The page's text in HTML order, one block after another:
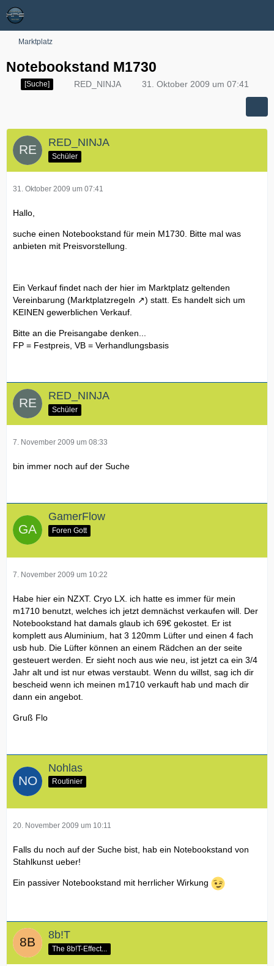
Marktplatz
Notebookstand M1730
[Suche] RED_NINJA 31. Oktober 2009 um 07:41
RED_NINJA
Schüler
31. Oktober 2009 um 07:41
Hallo,
suche einen Notebookstand für mein M1730. Bitte mal was
anbieten mit Preisvorstellung.
Ein Verkauf findet nach der hier im Marktplatz geltenden
Vereinbarung (Marktplatzregeln
) statt. Es handelt sich um
KEINEN gewerblichen Verkauf.
Bitte an die Preisangabe denken...
FP = Festpreis, VB = Verhandlungsbasis
RED_NINJA
Schüler
7. November 2009 um 08:33
bin immer noch auf der Suche
GamerFlow
Foren Gott
7. November 2009 um 10:22
Habe hier ein NZXT. Cryo LX. ich hatte es immer für mein
m1710 benutzt, welches ich jetzt demnächst verkaufen will. Der
Notebookstand hat damals glaub ich 69€ gekostet. Er ist
komplett aus Aluminium, hat 3 120mm Lüfter und einen 4 fach
usb hub. Die Lüfter können an einem Rädchen an der seite
gesteuert werden. Er sieht noch aus wie neu, ist jetzt ca ein 3/4
Jahr alt und ist nur etwas verstaubt. Wenn du willst, sag ich dir
bescheid wenn ich meinen m1710 verkauft hab und mach dir
dann ein angebot.
Gruß Flo
Nohlas
Routinier
20. November 2009 um 10:11
Falls du noch auf der Suche bist, hab ein Notebookstand von
Stahlkunst ueber!
Ein passiver Notebookstand mit herrlicher Wirkung
8b!T
The 8b!T-Effect...